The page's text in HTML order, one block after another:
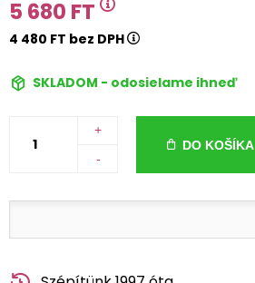
5 680 FT
4 480 FT bez DPH
SKLADOM - odosielame ihneď
+
-
DO KOŠÍKA